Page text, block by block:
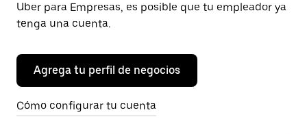
Uber para Empresas, es posible que tu empleador ya
tenga una cuenta.
Agrega tu perfil de negocios
Cómo configurar tu cuenta